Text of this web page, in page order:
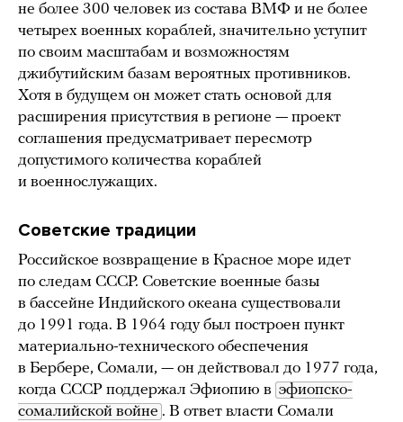
не более 300 человек из состава ВМФ и не более
четырех военных кораблей, значительно уступит
по своим масштабам и возможностям
джибутийским базам вероятных противников.
Хотя в будущем он может стать основой для
расширения присутствия в регионе — проект
соглашения предусматривает пересмотр
допустимого количества кораблей
и военнослужащих.
Советские традиции
Российское возвращение в Красное море идет
по следам СССР. Советские военные базы
в бассейне Индийского океана существовали
до 1991 года. В 1964 году был построен пункт
материально-технического обеспечения
в Бербере, Сомали, — он действовал до 1977 года,
когда СССР поддержал Эфиопию в эфиопско-
сомалийской войне . В ответ власти Сомали